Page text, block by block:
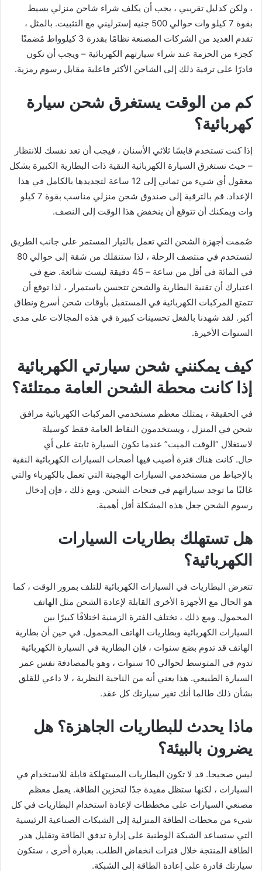
، ولكن كدليل تقريبي ، يجب أن يكلف شراء شاحن منزلي بسيط
بقوة 7 كيلو وات حوالي 500 جنيه إسترليني مع التثبيت. بالمثل ،
تقدم العديد من الشركات المصنعة نظامًا بقدرة 3 كيلوواط مُضمنًا
كجزء من الحزمة عند شراء سيارتهم الكهربائية – ويجب أن تكون
قادرًا على ترقية ذلك إلى الشاحن الأكثر فاعلية مقابل رسوم رمزية.
كم من الوقت يستغرق شحن سيارة
كهربائية؟
إذا كنت تستخدم قابسًا ثلاثي الأسنان ، فيجب أن تعد نفسك للانتظار
– حيث تستغرق السيارة الكهربائية النقية ذات البطارية الكبيرة بشكل
معقول أي شيء من ثماني إلى 12 ساعة لتجديدها بالكامل في هذا
الإعداد. قم بالترقية إلى صندوق شحن منزلي مناسب بقوة 7 كيلو
وات ويمكنك أن تتوقع أن ينخفض ​​هذا الوقت إلى النصف.
صُممت أجهزة الشحن التي تعمل بالتيار المستمر على جانب الطريق
لتستخدم في منتصف الرحلة ، لذا ستنقلك من شقة إلى حوالي 80
في المائة في أقل من ساعة – 45 دقيقة ليست شائعة. ضع في
اعتبارك أن تقنية البطارية والشحن تتحسن باستمرار ، لذا توقع أن
تتمتع المركبات الكهربائية في المستقبل بأوقات شحن أسرع ونطاق
أكبر. لقد شهدنا بالفعل تحسينات كبيرة في هذه المجالات على مدى
السنوات الأخيرة.
كيف يمكنني شحن سيارتي الكهربائية
إذا كانت محطة الشحن العامة ممتلئة؟
في الحقيقة ، يمتلك معظم مستخدمي المركبات الكهربائية مرافق
شحن في المنزل ، ويستخدمون النقاط العامة فقط كوسيلة
لاستغلال “الوقت الميت” عندما تكون السيارة ثابتة على أي
حال. كانت هناك فترة أصيب فيها أصحاب السيارات الكهربائية النقية
بالإحباط من مستخدمي السيارات الهجينة التي تعمل بالكهرباء والتي
غالبًا ما توجد سياراتهم في فتحات الشحن. ومع ذلك ، فإن إدخال
رسوم الشحن جعل هذه المشكلة أقل أهمية.
هل تستهلك بطاريات السيارات
الكهربائية؟
تتعرض البطاريات في السيارات الكهربائية للتلف بمرور الوقت ، كما
هو الحال مع الأجهزة الأخرى القابلة لإعادة الشحن مثل الهاتف
المحمول. ومع ذلك ، تختلف الفترة الزمنية اختلافًا كبيرًا بين
السيارات الكهربائية وبطاريات الهاتف المحمول. في حين أن بطارية
الهاتف قد تدوم بضع سنوات ، فإن البطارية في السيارة الكهربائية
تدوم في المتوسط ​​لحوالي 10 سنوات ، وهو بالمصادفة نفس عمر
السيارة الطبيعي. هذا يعني أنه من الناحية النظرية ، لا داعي للقلق
بشأن ذلك طالما أنك تغير سيارتك كل عقد.
ماذا يحدث للبطاريات الجاهزة؟ هل
يضرون بالبيئة؟
ليس صحيحا. قد لا تكون البطاريات المستهلكة قابلة للاستخدام في
السيارات ، لكنها ستظل مفيدة جدًا لتخزين الطاقة. يعمل معظم
مصنعي السيارات على مخططات لإعادة استخدام البطاريات في كل
شيء من محطات الطاقة المنزلية إلى الشبكات الصناعية الرئيسية
التي ستساعد الشبكة الوطنية على إدارة تدفق الطاقة وتقليل هدر
الطاقة المنتجة خلال فترات انخفاض الطلب. بعبارة أخرى ، ستكون
سيارتك قادرة على إعادة الطاقة إلى الشبكة.